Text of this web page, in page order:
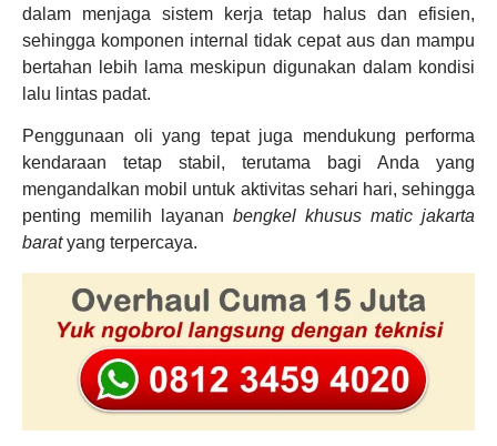
dalam menjaga sistem kerja tetap halus dan efisien,
sehingga komponen internal tidak cepat aus dan mampu
bertahan lebih lama meskipun digunakan dalam kondisi
lalu lintas padat.
Penggunaan oli yang tepat juga mendukung performa
kendaraan tetap stabil, terutama bagi Anda yang
mengandalkan mobil untuk aktivitas sehari hari, sehingga
penting memilih layanan bengkel khusus matic jakarta
baratyang terpercaya.